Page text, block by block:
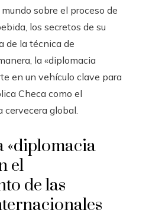
sobre el proceso de
los secretos de su
de la técnica de
la «diplomacia
en un vehículo clave para
Checa como el
global.
«diplomacia
el
de las